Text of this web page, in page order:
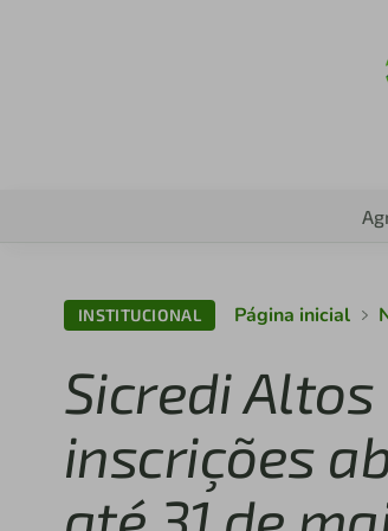
INSTITUCIONAL Página inicial
Sicredi
inscrições